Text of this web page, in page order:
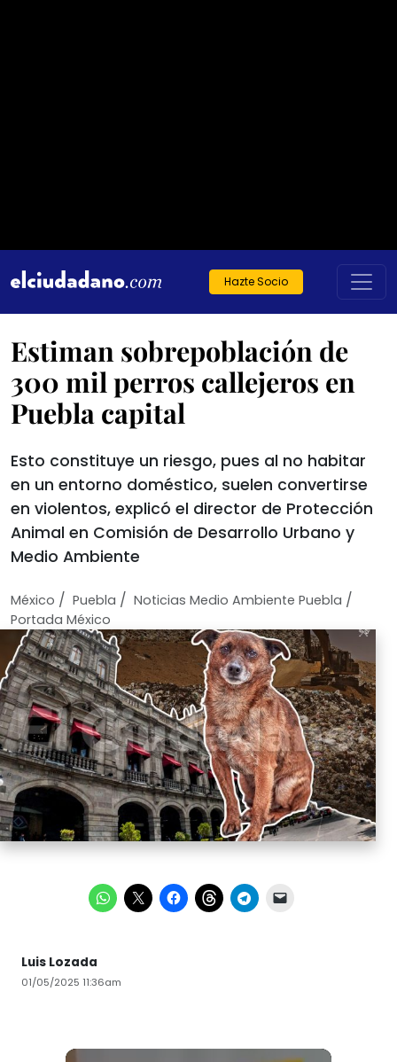
Hazte Socio
Estiman sobrepoblación de
300 mil perros callejeros en
Puebla capital
Esto constituye un riesgo, pues al no habitar
en un entorno doméstico, suelen convertirse
en violentos, explicó el director de Protección
Animal en Comisión de Desarrollo Urbano y
Medio Ambiente
México / Puebla / Noticias Medio Ambiente Puebla /
Portada México
Luis Lozada
01/05/2025 11:36am